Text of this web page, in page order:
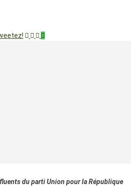
du parti Union pour la République